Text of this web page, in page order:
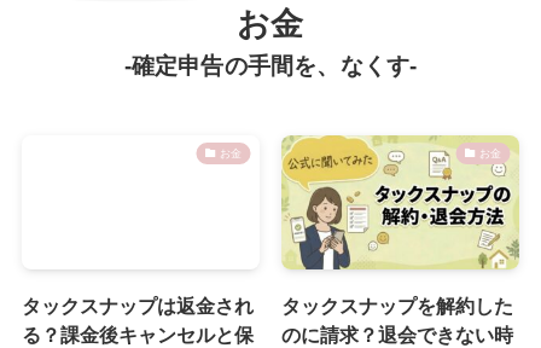
お金
-確定申告の手間を、なくす-
お金
タックスナップは返金され
る？課金後キャンセルと保
お金
タックスナップを解約した
のに請求？退会できない時